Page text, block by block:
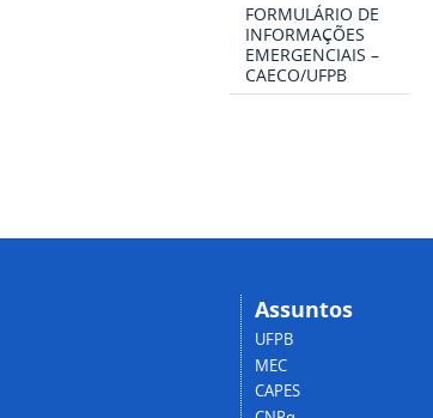
FORMULÁRIO DE
INFORMAÇÕES
EMERGENCIAIS –
CAECO/UFPB
Assuntos
UFPB
MEC
CAPES